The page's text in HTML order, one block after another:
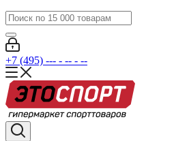
+7 (495) --- - -- - --